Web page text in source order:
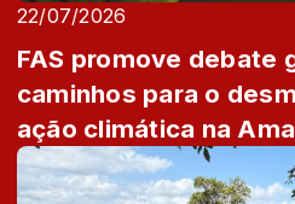
22/07/2026
FAS promove debate
caminhos para o
ação climática na